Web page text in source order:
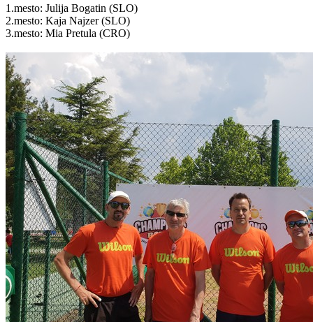
1.mesto: Julija Bogatin (SLO)
2.mesto: Kaja Najzer (SLO)
3.mesto: Mia Pretula (CRO)